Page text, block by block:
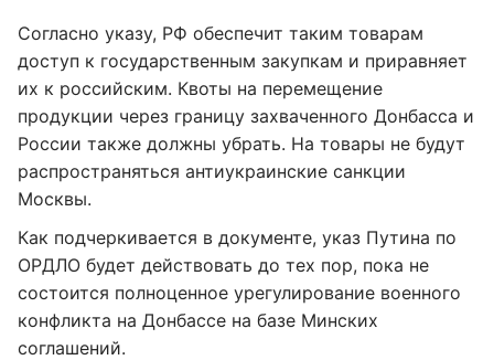
Согласно указу, РФ обеспечит таким товарам
доступ к государственным закупкам и приравняет
их к российским. Квоты на перемещение
продукции через границу захваченного Донбасса и
России также должны убрать. На товары не будут
распространяться антиукраинские санкции
Москвы.
Как подчеркивается в документе, указ Путина по
ОРДЛО будет действовать до тех пор, пока не
состоится полноценное урегулирование военного
конфликта на Донбассе на базе Минских
соглашений.